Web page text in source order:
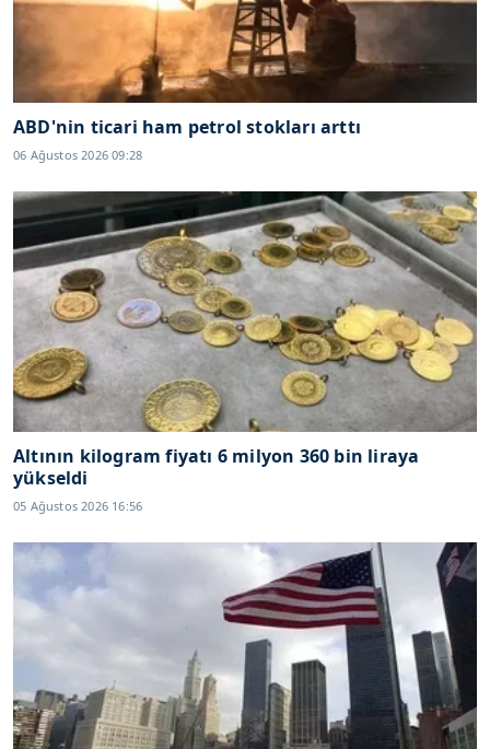
ABD'nin ticari ham petrol stokları arttı
06 Ağustos 2026 09:28
Altının kilogram fiyatı 6 milyon 360 bin liraya
yükseldi
05 Ağustos 2026 16:56